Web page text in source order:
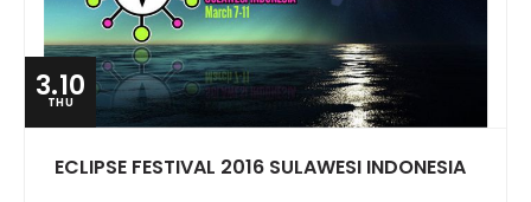
3.10
THU
ECLIPSE FESTIVAL 2016 SULAWESI INDONESIA